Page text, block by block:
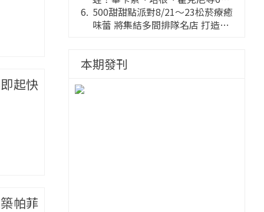
起快
帕菲
件國巨典藏亮相
500甜甜點派對8/21～23松菸療癒
味蕾 將集結多間排隊名店 打造靈
本期發刊